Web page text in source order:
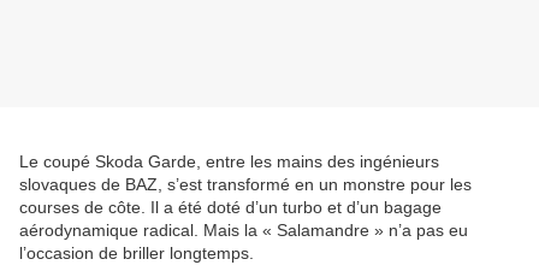
Le coupé Skoda Garde, entre les mains des ingénieurs
slovaques de BAZ, s’est transformé en un monstre pour les
courses de côte. Il a été doté d’un turbo et d’un bagage
aérodynamique radical. Mais la « Salamandre » n’a pas eu
l’occasion de briller longtemps.